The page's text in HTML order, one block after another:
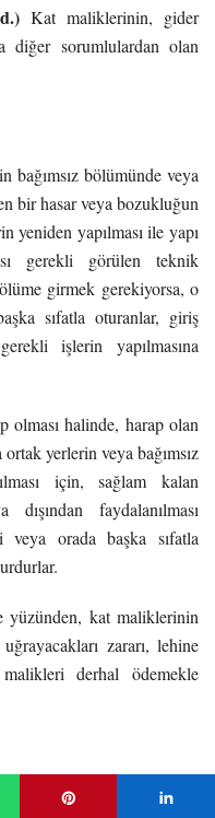
Kat maliklerinin, gider
diğer sorumlulardan olan
bölümünde veya
bir hasar veya bozukluğun
yeniden yapılması ile yapı
gerekli görülen teknik
girmek gerekiyorsa, o
sıfatla oturanlar, giriş
işlerin yapılmasına
olması halinde, harap olan
yerlerin veya bağımsız
için, sağlam kalan
faydalanılması
orada başka sıfatla
yüzünden, kat maliklerinin
zararı, lehine
derhal ödemekle
mesken, iş veya ticaret